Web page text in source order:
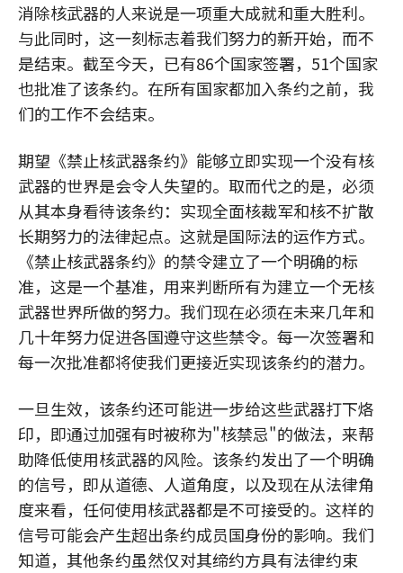
消除核武器的人来说是一项重大成就和重大胜利。
与此同时，这一刻标志着我们努力的新开始，而不
是结束。截至今天，已有86个国家签署，51个国家
也批准了该条约。在所有国家都加入条约之前，我
们的工作不会结束。
期望《禁止核武器条约》能够立即实现一个没有核
武器的世界是会令人失望的。取而代之的是，必须
从其本身看待该条约：实现全面核裁军和核不扩散
长期努力的法律起点。这就是国际法的运作方式。
《禁止核武器条约》的禁令建立了一个明确的标
准，这是一个基准，用来判断所有为建立一个无核
武器世界所做的努力。我们现在必须在未来几年和
几十年努力促进各国遵守这些禁令。每一次签署和
每一次批准都将使我们更接近实现该条约的潜力。
一旦生效，该条约还可能进一步给这些武器打下烙
印，即通过加强有时被称为"核禁忌"的做法，来帮
助降低使用核武器的风险。该条约发出了一个明确
的信号，即从道德、人道角度，以及现在从法律角
度来看，任何使用核武器都是不可接受的。这样的
信号可能会产生超出条约成员国身份的影响。我们
知道，其他条约虽然仅对其缔约方具有法律约束